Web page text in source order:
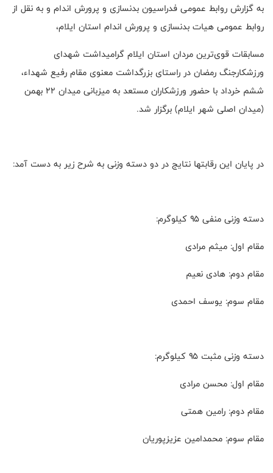
به گزارش روابط عمومی فدراسیون بدنسازی و پرورش اندام و به نقل از
روابط عمومی هیات بدنسازی و پرورش اندام استان ایلام،
مسابقات قوی‌ترین مردان استان ایلام گرامیداشت شهدای
ورزشکارجنگ رمضان در راستای بزرگداشت معنوی مقام رفیع شهداء،
ششم خرداد با حضور ورزشکاران مستعد به میزبانی میدان ۲۲ بهمن
(میدان اصلی شهر ایلام) برگزار شد.
در پایان این رقابتها نتایج در دو دسته وزنی به شرح زیر به دست آمد:
دسته وزنی منفی ۹۵ کیلوگرم:
مقام اول: میثم مرادی
مقام دوم: هادی نعیم
مقام سوم: یوسف احمدی
دسته وزنی مثبت ۹۵ کیلوگرم:
مقام اول: محسن مرادی
مقام دوم: رامین همتی
مقام سوم: محمدامین عزیزپوریان